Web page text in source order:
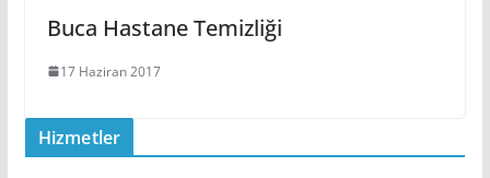
Buca Hastane Temizliği
17 Haziran 2017
Hizmetler